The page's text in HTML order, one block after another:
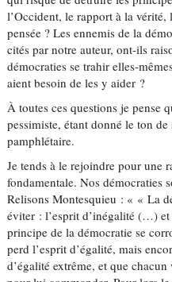
l’Occident, le rapport à la
pensée ? Les ennemis de la
cités par notre auteur, ont-ils
démocraties se trahir elles-
aient besoin de les y aider ?
À toutes ces questions je pense
pessimiste, étant donné le ton
pamphlétaire.
Je tends à le rejoindre pour une
fondamentale. Nos démocraties
Relisons Montesquieu : « « La
éviter : l’esprit d’inégalité (…)
principe de la démocratie se
perd l’esprit d’égalité, mais
d’égalité extrême, et que